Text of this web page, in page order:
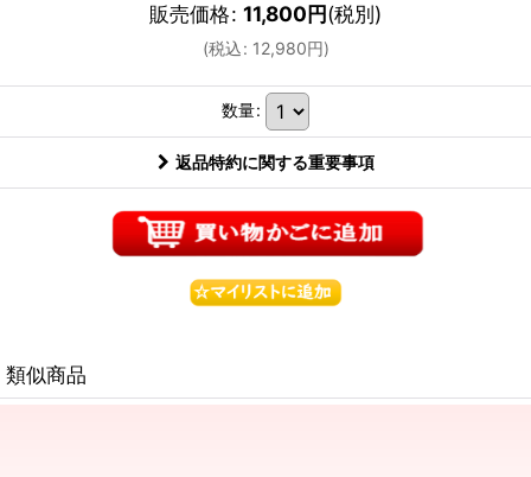
販売価格: 11,800円(税別)
(税込: 12,980円)
数量:
返品特約に関する重要事項
類似商品